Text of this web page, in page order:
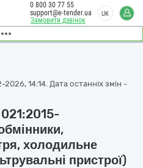
Замовити дзвінок
0 800 30 77 55
support@e-tender.ua
UK
14:14. Дата останніх змін -
холодильне
пристрої)